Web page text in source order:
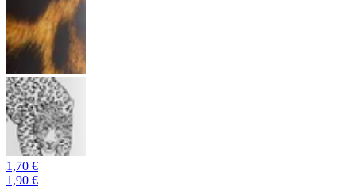
1,70 €
1,90 €